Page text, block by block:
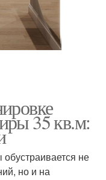
35 кв.м:
не
но и на